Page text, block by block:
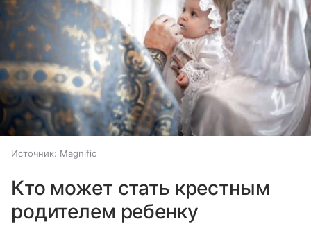
Источник: Magnific
Кто может стать крестным
родителем ребенку